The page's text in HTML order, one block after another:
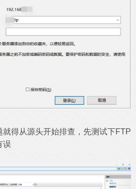
就得从源头开始排查，先测试下FTP
误